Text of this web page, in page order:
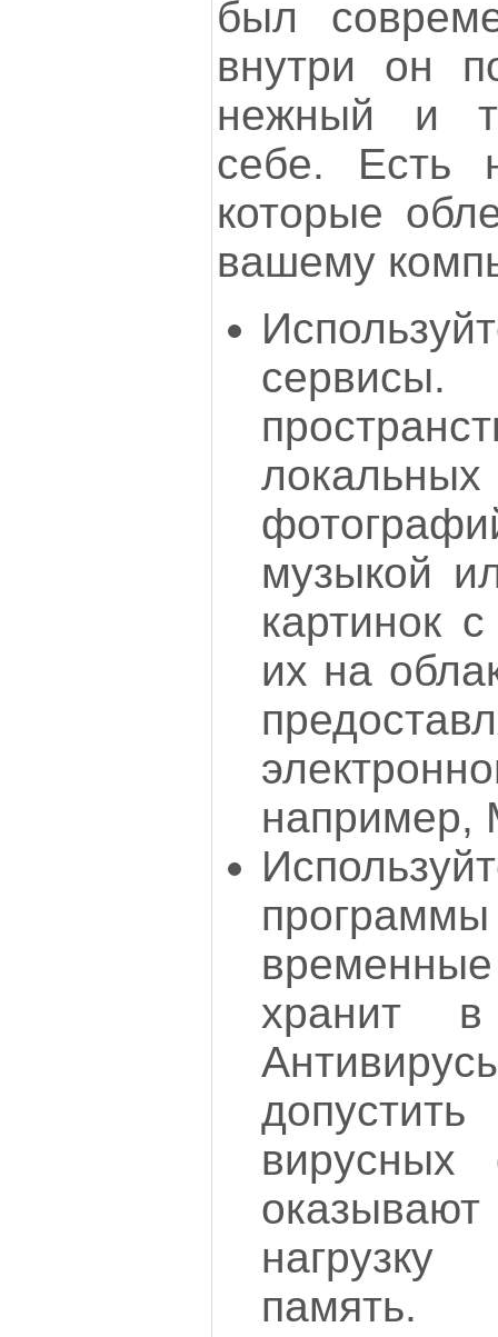
был
внутри он
нежный и
себе. Есть
которые
вашему
музыкой
картинок
их на
например,
хранит
вирусных
память.